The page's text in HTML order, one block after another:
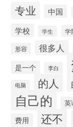
专业 中国
学校 学生 学
形容 很多人
是一个
李白
电脑 的人
自己的 英
费用 还不